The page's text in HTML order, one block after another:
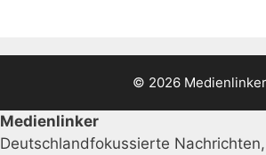
© 2026 Medienlinker
Medienlinker
Deutschlandfokussierte